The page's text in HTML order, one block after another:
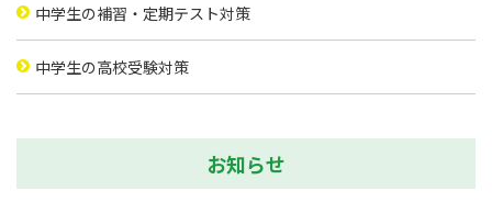
中学生の補習・定期テスト対策
中学生の高校受験対策
お知らせ